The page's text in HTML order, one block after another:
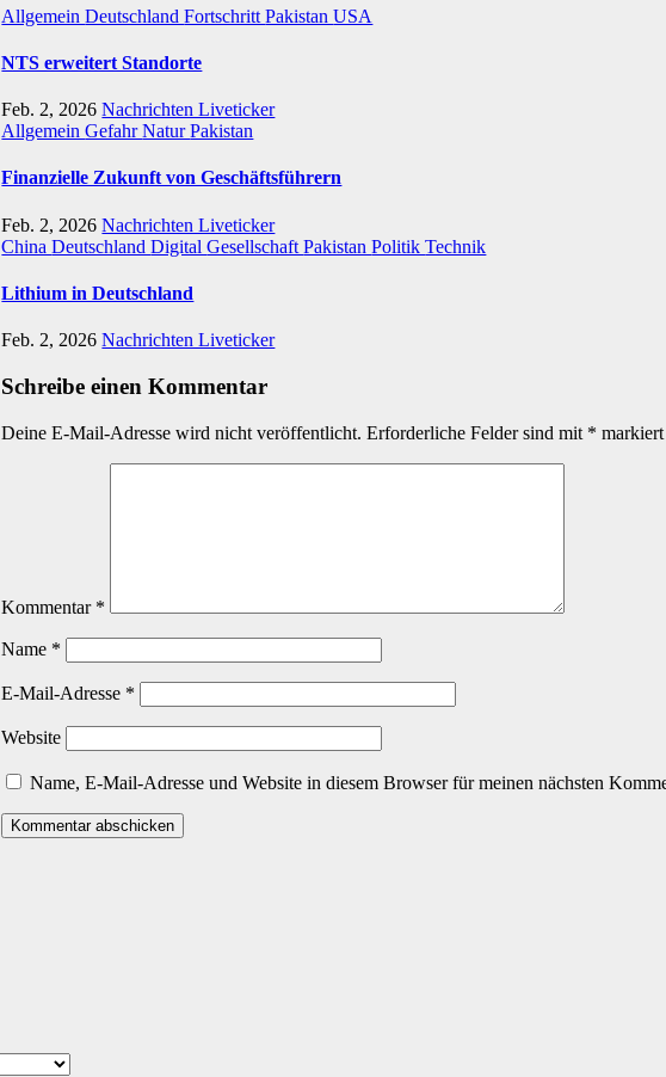
AllgemeinDeutschlandFortschrittPakistanUSA
NTS erweitert Standorte
Feb. 2, 2026 Nachrichten Liveticker
AllgemeinGefahrNaturPakistan
Finanzielle Zukunft von Geschäftsführern
Feb. 2, 2026 Nachrichten Liveticker
ChinaDeutschlandDigitalGesellschaftPakistanPolitikTechnik
Lithium in Deutschland
Feb. 2, 2026 Nachrichten Liveticker
Schreibe einen Kommentar
Deine E-Mail-Adresse wird nicht veröffentlicht. Erforderliche Felder sind mit * markiert
Kommentar *
Name *
E-Mail-Adresse *
Website
Name, E-Mail-Adresse und Website in diesem Browser für meinen nächsten